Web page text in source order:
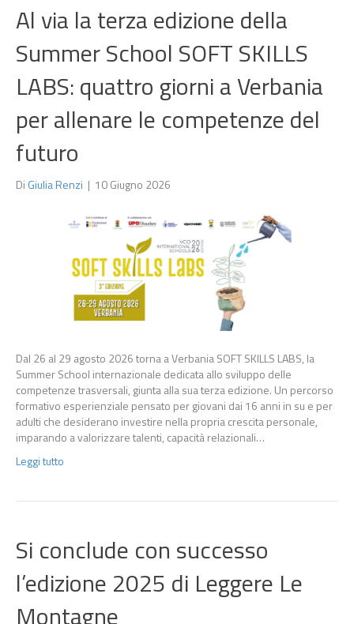
Al via la terza edizione della
Summer School SOFT SKILLS
LABS: quattro giorni a Verbania
per allenare le competenze del
futuro
Di Giulia Renzi | 10 Giugno 2026
Dal 26 al 29 agosto 2026 torna a Verbania SOFT SKILLS LABS, la
Summer School internazionale dedicata allo sviluppo delle
competenze trasversali, giunta alla sua terza edizione. Un percorso
formativo esperienziale pensato per giovani dai 16 anni in su e per
adulti che desiderano investire nella propria crescita personale,
imparando a valorizzare talenti, capacità relazionali…
Leggi tutto
Si conclude con successo
l’edizione 2025 di Leggere Le
Montagne